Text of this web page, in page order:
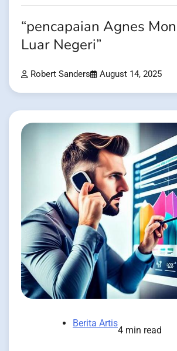
“pencapaian Agnes
Luar Negeri”
Robert Sanders August 14, 2025
Berita Artis
4 min read